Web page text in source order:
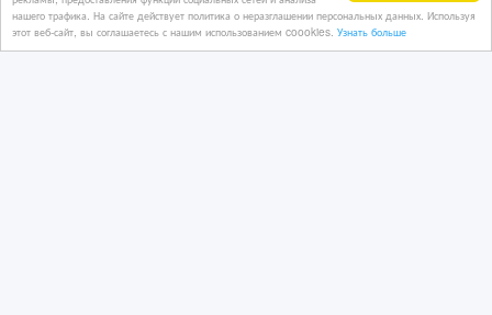
нашего трафика. На сайте действует политика о неразглашении персональных данных. Используя
этот веб-сайт, вы соглашаетесь с нашим использованием coookies. Узнать больше
Отделочные материалы
Казахстан, Алматы